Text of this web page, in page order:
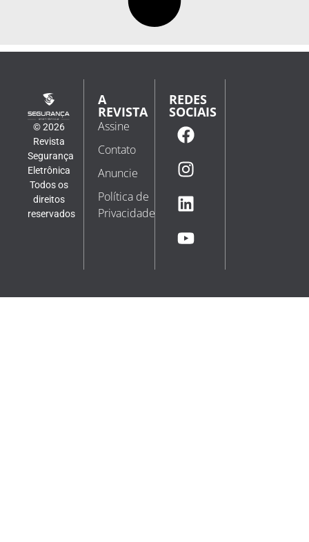
© 2026
Revista
Segurança
Eletrônica
Todos os
direitos
reservados
A
REVISTA
Assine
Contato
Anuncie
Política de
Privacidade
REDES
SOCIAIS